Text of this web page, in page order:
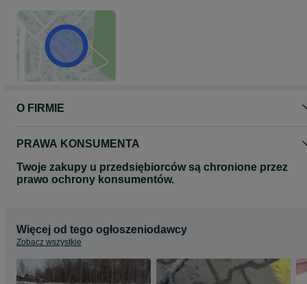
O FIRMIE
PRAWA KONSUMENTA
Twoje zakupy u przedsiębiorców są chronione przez
prawo ochrony konsumentów.
Więcej od tego ogłoszeniodawcy
Zobacz wszystkie